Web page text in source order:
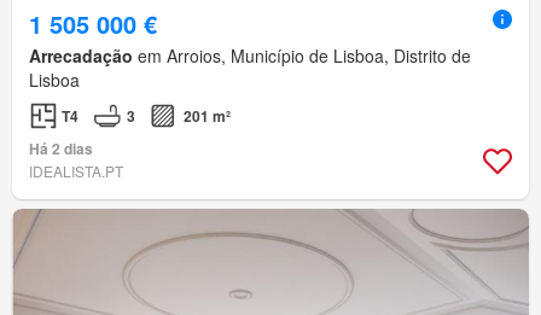
1 505 000 €
Arrecadação em Arroios, Município de Lisboa, Distrito de
Lisboa
T4 3
201 m²
Há 2 dias
IDEALISTA.PT